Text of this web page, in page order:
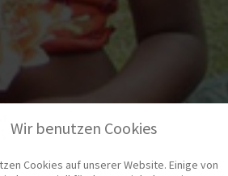
Wir benutzen Cookies
Cookies auf unserer Website. Einige von